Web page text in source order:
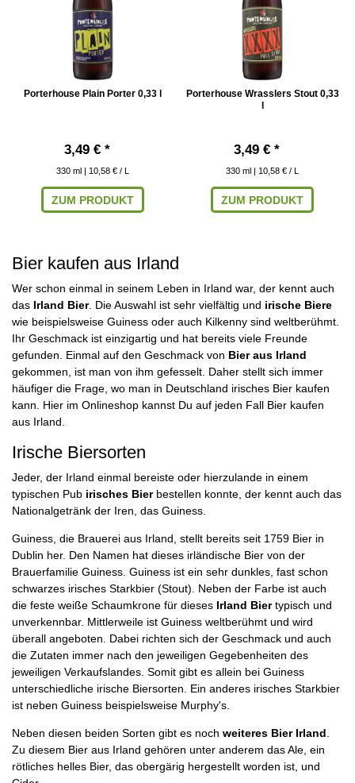
Porterhouse Plain Porter 0,33 l
3,49 € *
330 ml | 10,58 € / L
ZUM PRODUKT
Porterhouse Wrasslers Stout 0,33
l
3,49 € *
330 ml | 10,58 € / L
ZUM PRODUKT
Bier kaufen aus Irland
Wer schon einmal in seinem Leben in Irland war, der kennt auch
das Irland Bier. Die Auswahl ist sehr vielfältig und irische Biere
wie beispielsweise Guiness oder auch Kilkenny sind weltberühmt.
Ihr Geschmack ist einzigartig und hat bereits viele Freunde
gefunden. Einmal auf den Geschmack von Bier aus Irland
gekommen, ist man von ihm gefesselt. Daher stellt sich immer
häufiger die Frage, wo man in Deutschland irisches Bier kaufen
kann. Hier im Onlineshop kannst Du auf jeden Fall Bier kaufen
aus Irland.
Irische Biersorten
Jeder, der Irland einmal bereiste oder hierzulande in einem
typischen Pub irisches Bierbestellen konnte, der kennt auch das
Nationalgetränk der Iren, das Guiness.
Guiness, die Brauerei aus Irland, stellt bereits seit 1759 Bier in
Dublin her. Den Namen hat dieses irländische Bier von der
Brauerfamilie Guiness. Guiness ist ein sehr dunkles, fast schon
schwarzes irisches Starkbier (Stout). Neben der Farbe ist auch
die feste weiße Schaumkrone für dieses Irland Biertypisch und
unverkennbar. Mittlerweile ist Guiness weltberühmt und wird
überall angeboten. Dabei richten sich der Geschmack und auch
die Zutaten immer nach den jeweiligen Gegebenheiten des
jeweiligen Verkaufslandes. Somit gibt es allein bei Guiness
unterschiedliche irische Biersorten. Ein anderes irisches Starkbier
ist neben Guiness beispielsweise Murphy's.
Neben diesen beiden Sorten gibt es noch weiteres Bier Irland
Zu diesem Bier aus Irland gehören unter anderem das Ale, ein
rötliches helles Bier, das obergärig hergestellt worden ist, und